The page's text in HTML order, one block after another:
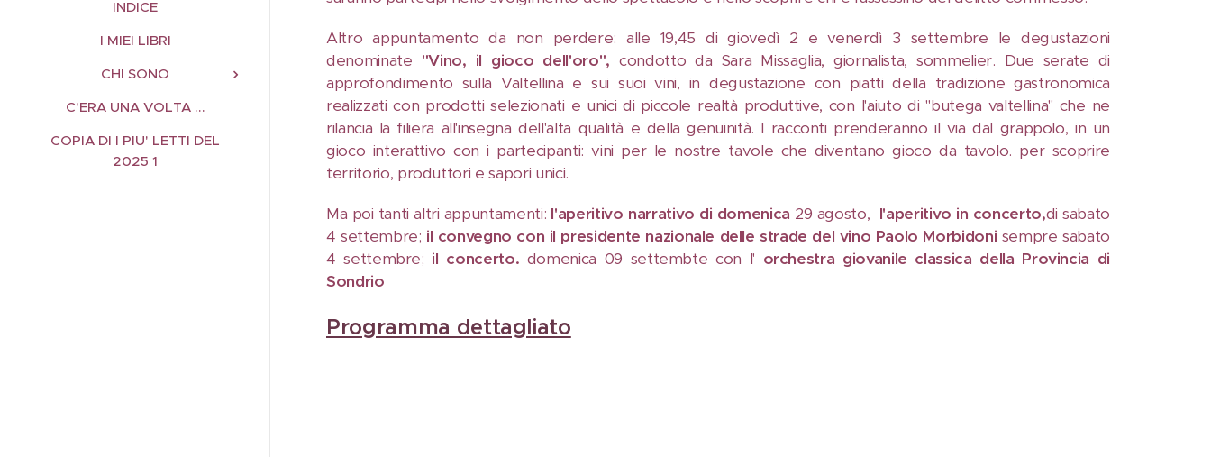
INDICE
I MIEI LIBRI
CHI SONO
C'ERA UNA VOLTA ...
COPIA DI I PIU' LETTI DEL
2025 1
Altro appuntamento da non perdere: alle 19,45 di giovedì 2 e venerdì 3 settembre le degustazioni
denominate "Vino, il gioco dell'oro", condotto da Sara Missaglia, giornalista, sommelier. Due serate di
approfondimento sulla Valtellina e sui suoi vini, in degustazione con piatti della tradizione gastronomica
realizzati con prodotti selezionati e unici di piccole realtà produttive, con l'aiuto di "butega valtellina" che ne
rilancia la filiera all'insegna dell'alta qualità e della genuinità. I racconti prenderanno il via dal grappolo, in un
gioco interattivo con i partecipanti: vini per le nostre tavole che diventano gioco da tavolo. per scoprire
territorio, produttori e sapori unici.
Ma poi tanti altri appuntamenti: l'aperitivo narrativo di domenica 29 agosto, l'aperitivo in concerto,di sabato
4 settembre; il convegno con il presidente nazionale delle strade del vino Paolo Morbidoni sempre sabato
4 settembre; il concerto. domenica 09 settembte con l' orchestra giovanile classica della Provincia di
Sondrio
Programma dettagliato